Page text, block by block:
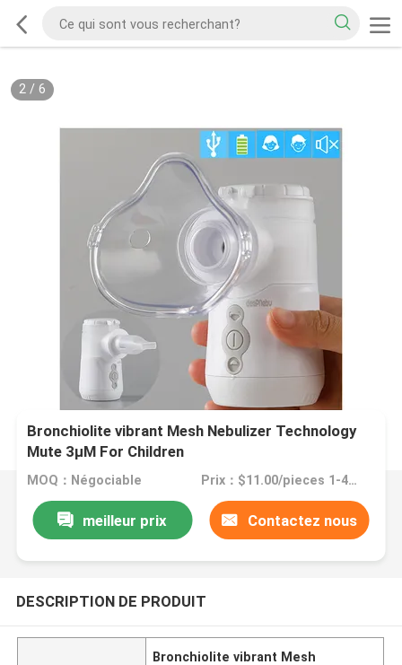
2/ 6
Bronchiolite vibrant Mesh Nebulizer Technology
Mute 3μM For Children
MOQ：Négociable Prix：$11.00/pieces 1-499 pieces
meilleur prix Contactez nous
DESCRIPTION DE PRODUIT
Bronchiolite vibrant Mesh